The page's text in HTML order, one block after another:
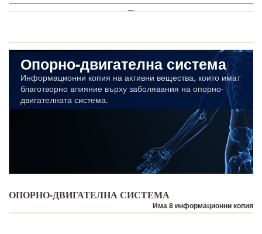
Опорно-двигателна система
Информационни копия на активни вещества, които имат
благотворно влияние върху заболявания на опорно-
двигателната система.
ОПОРНО-ДВИГАТЕЛНА СИСТЕМА
Има 8 информационни копия